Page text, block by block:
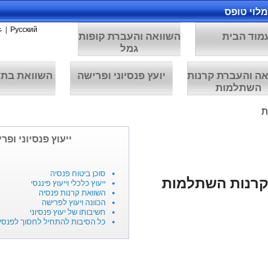
מלוי טופס
Русский
| הבית
השוואה והעברת קופות
גמל
והעברת קרנות
השתלמות
יועץ פנסיוני ופרישה השוואת
השתלמות
ייעוץ פנסיוני
סוכן ביטוח פנסיה
ייעוץ כלכלי וייעוץ פיננסי
השוואת קרנות פנסיה
הכוונה ויעוץ לפרישה
חשיבותו של יעוץ פנסיוני
כל הסיבות להתחיל לחסוך